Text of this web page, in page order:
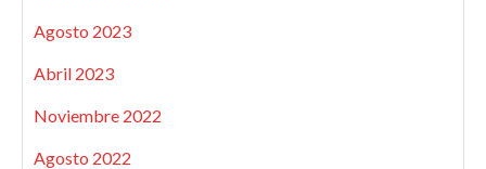
Agosto 2023
Abril 2023
Noviembre 2022
Agosto 2022